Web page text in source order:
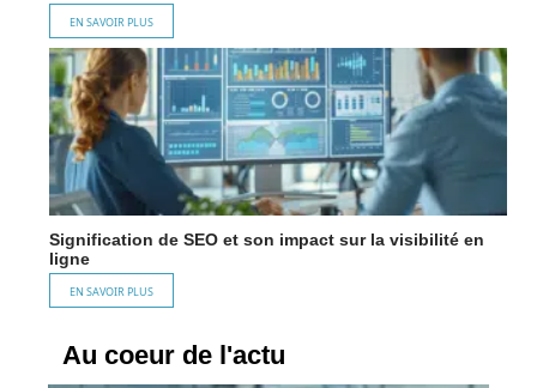
EN SAVOIR PLUS
Signification de SEO et son impact sur la visibilité en
ligne
EN SAVOIR PLUS
Au coeur de l'actu